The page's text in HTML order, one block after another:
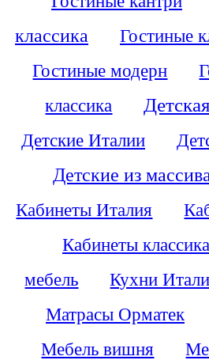
классика
Гостиные
Гостиные модерн
классика
Детские Италии
Детские из
Кабинеты Италия
Кабинеты классика
мебель
Кухни
Матрасы Орматек
Мебель вишня